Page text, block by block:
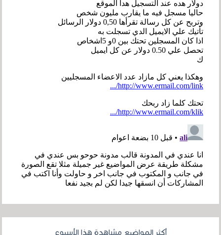
أكثر المواضيع مشاهدة هذا الأسبوع